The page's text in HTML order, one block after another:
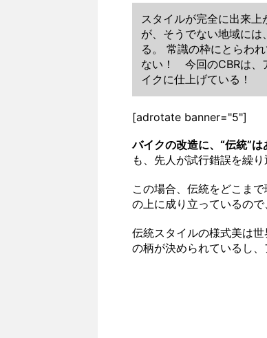
スタイルが完全に出来
が、そうでない地域に
る。 常識の枠にとらわ
ない！ 今回のCBRは、
イクに仕上げている！
[adrotate banner="5"]
バイクの改造に、“伝統”は
も、先人が試行錯誤を繰
この場合、伝統をどこま
の上に成り立っているの
伝統スタイルの様式美は
の柄が決められているし